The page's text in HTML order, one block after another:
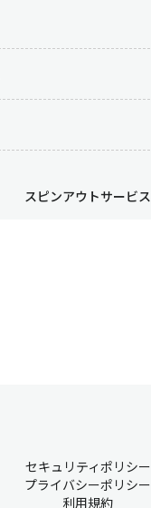
スピンアウトサービス
セキュリティポリシー
プライバシーポリシー
利用規約